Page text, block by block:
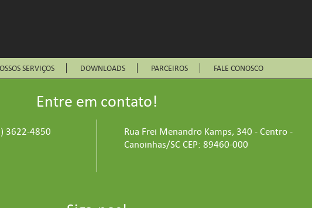
SERVIÇOS DOWNLOADS PARCEIROS FALE CONOSCO
Entre em contato!
3622-4850
Rua Frei Menandro Kamps, 340 - Centro -
Canoinhas/SC CEP: 89460-000